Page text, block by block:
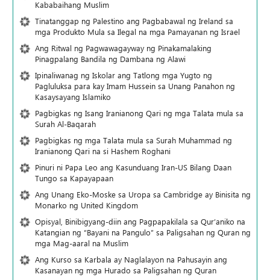
Kababaihang Muslim
Tinatanggap ng Palestino ang Pagbabawal ng Ireland sa
mga Produkto Mula sa Ilegal na mga Pamayanan ng Israel
Ang Ritwal ng Pagwawagayway ng Pinakamalaking
Pinagpalang Bandila ng Dambana ng Alawi
Ipinaliwanag ng Iskolar ang Tatlong mga Yugto ng
Pagluluksa para kay Imam Hussein sa Unang Panahon ng
Kasaysayang Islamiko
Pagbigkas ng Isang Iranianong Qari ng mga Talata mula sa
Surah Al-Baqarah
Pagbigkas ng mga Talata mula sa Surah Muhammad ng
Iranianong Qari na si Hashem Roghani
Pinuri ni Papa Leo ang Kasunduang Iran-US Bilang Daan
Tungo sa Kapayapaan
Ang Unang Eko-Moske sa Uropa sa Cambridge ay Binisita ng
Monarko ng United Kingdom
Opisyal, Binibigyang-diin ang Pagpapakilala sa Qur’aniko na
Katangian ng “Bayani na Pangulo” sa Paligsahan ng Quran ng
mga Mag-aaral na Muslim
Ang Kurso sa Karbala ay Naglalayon na Pahusayin ang
Kasanayan ng mga Hurado sa Paligsahan ng Quran